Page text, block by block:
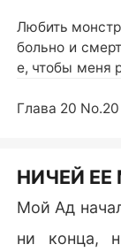
Короткие
Любить
больно и
е, чтобы меня
атить. Мне –
ричина жить
Глава 20 No.20
Мой Ад
ни конца,